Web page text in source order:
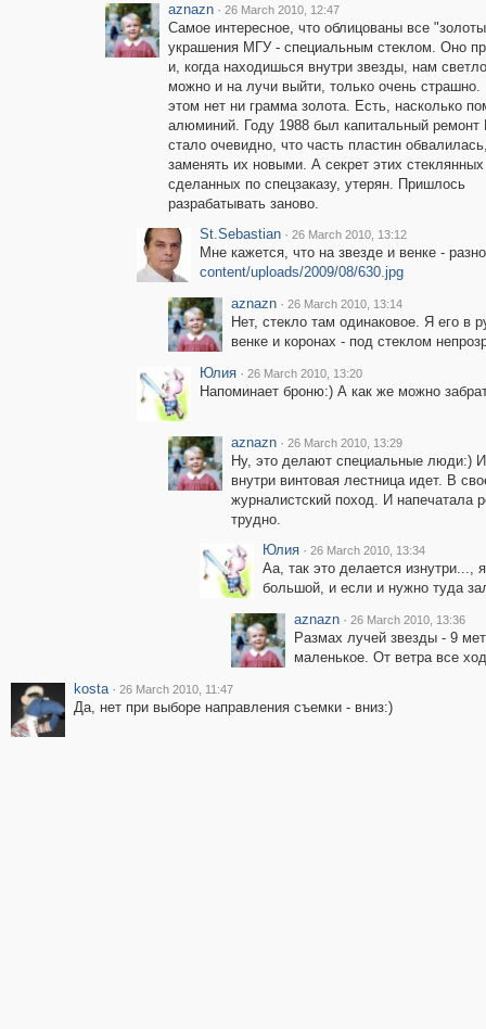
aznazn · 26 March 2010, 12:47
Самое интересное, что облицованы все
украшения МГУ - специальным стеклом. Оно
и, когда находишься внутри звезды, нам
можно и на лучи выйти, только очень страшно.
этом нет ни грамма золота. Есть, насколько
алюминий. Году 1988 был капитальный ремонт
стало очевидно, что часть пластин
заменять их новыми. А секрет этих
сделанных по спецзаказу, утерян. Пришлось
разрабатывать заново.
St.Sebastian · 26 March 2010, 13:12
Мне кажется, что на звезде и венке -
content/uploads/2009/08/630.jpg
aznazn · 26 March 2010, 13:14
Нет, стекло там одинаковое. Я его в
венке и коронах - под стеклом
Юлия · 26 March 2010, 13:20
Напоминает броню:) А как же можно
aznazn · 26 March 2010, 13:29
Ну, это делают специальные люди:)
внутри винтовая лестница идет. В
журналистский поход. И напечатала
трудно.
Юлия · 26 March 2010, 13:34
Аа, так это делается изнутри...,
большой, и если и нужно туда
aznazn · 26 March 2010, 13:36
Размах лучей звезды - 9
маленькое. От ветра все
kosta · 26 March 2010, 11:47
Да, нет при выборе направления съемки - вниз:)